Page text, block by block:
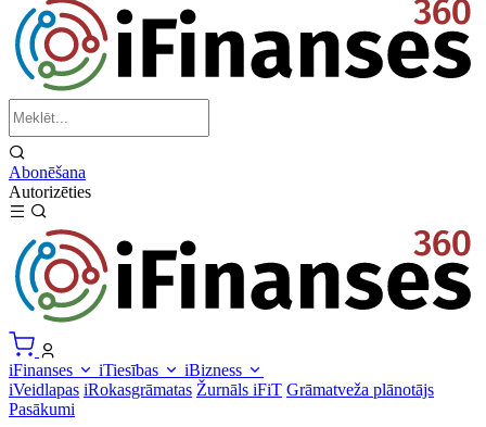
Abonēšana
Autorizēties
iFinanses iTiesības
iBizness
iVeidlapas iRokasgrāmatas Žurnāls iFiT Grāmatveža plānotājs
Pasākumi